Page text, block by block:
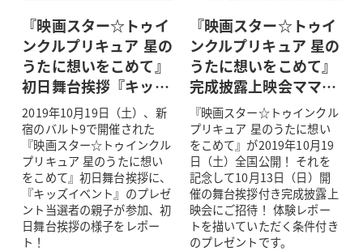
『映画スター☆トゥイ
ンクルプリキュア 星の
うたに想いをこめて』
初日舞台挨拶『キッ…
2019年10月19日（土）、新
宿のバルト9で開催された
『映画スター☆トゥインクル
プリキュア 星のうたに想い
をこめて』初日舞台挨拶に、
『キッズイベント』のプレゼ
ント当選者の親子が参加、初
日舞台挨拶の様子をレポー
ト！
『映画スター☆トゥイ
ンクルプリキュア 星の
うたに想いをこめて』
完成披露上映会ママ…
『映画スター☆トゥインクル
プリキュア 星のうたに想い
をこめて』が2019年10月19
日（土）全国公開！ それを
記念して10月13日（日）開
催の舞台挨拶付き完成披露上
映会にご招待！ 体験レポー
トを描いていただく条件付き
のプレゼントです。